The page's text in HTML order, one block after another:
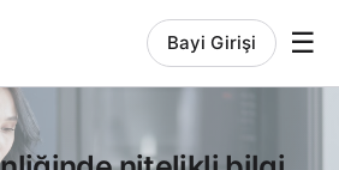
Bayi Girişi ☰